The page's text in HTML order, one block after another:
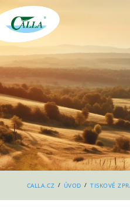
CALLA.CZ / ÚVOD / TISKOVÉ